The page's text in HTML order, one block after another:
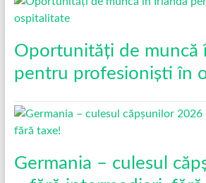
Oportunități de muncă
pentru profesioniști în
Germania – culesul